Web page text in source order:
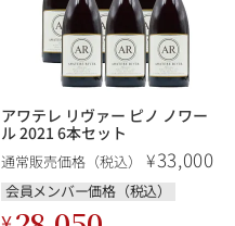
アワテレ リヴァー ピノ ノワー
ル 2021 6本セット
通常販売価格（税込） ¥33,000
会員メンバー価格（税込）